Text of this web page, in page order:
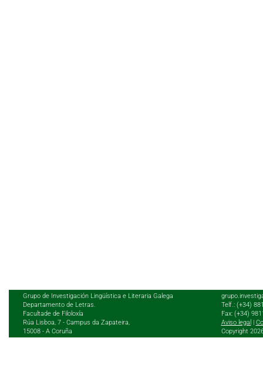
Grupo de Investigación Lingüística e Literaria Galega
Departamento de Letras.
Facultade de Filoloxía
Rúa Lisboa, 7 - Campus da Zapateira,
15008 - A Coruña
Telf.: (+34)
Fax: (+34)
Aviso legal
Copyright